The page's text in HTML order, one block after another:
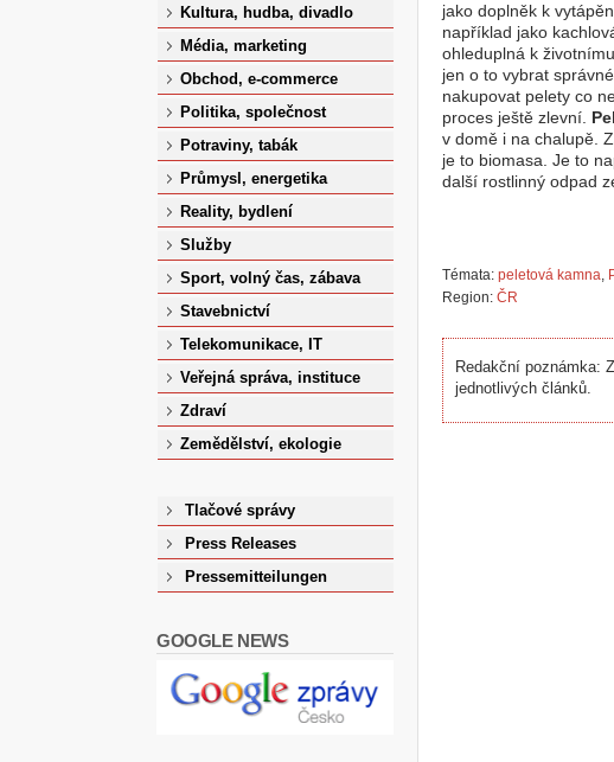
jako doplněk k
například jako
ohleduplná k
jen o to vybrat
nakupovat pelety co
proces ještě zlevní.
v domě i na chalupě.
je to biomasa. Je to
další rostlinný odpad
Témata: peletová kamna,
Region: ČR
Redakční poznámka:
jednotlivých článků.
Kultura, hudba, divadlo
Média, marketing
Obchod, e-commerce
Politika, společnost
Potraviny, tabák
Průmysl, energetika
Reality, bydlení
Služby
Sport, volný čas, zábava
Stavebnictví
Telekomunikace, IT
Veřejná správa, instituce
Zdraví
Zemědělství, ekologie
Tlačové správy
Press Releases
Pressemitteilungen
GOOGLE NEWS